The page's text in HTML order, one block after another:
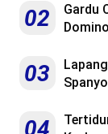
02
Gardu
03